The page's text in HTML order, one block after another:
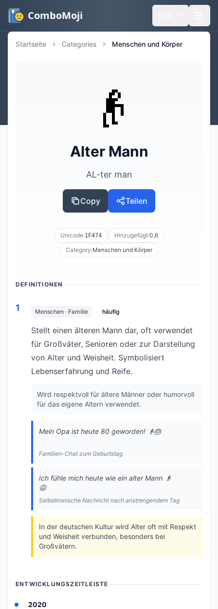
ComboMoji
Startseite Categories Menschen und Körper
👴
Alter Mann
AL-ter man
Copy Teilen
Unicode:1F474 Hinzugefügt:0,6
Category:Menschen und Körper
DEFINITIONEN
1 Menschen · Familie häufig
Stellt einen älteren Mann dar, oft verwendet
für Großväter, Senioren oder zur Darstellung
von Alter und Weisheit. Symbolisiert
Lebenserfahrung und Reife.
Wird respektvoll für ältere Männer oder humorvoll
für das eigene Altern verwendet.
Mein Opa ist heute 80 geworden! 👴🎂
Familien-Chat zum Geburtstag
Ich fühle mich heute wie ein alter Mann 👴
😅
Selbstironische Nachricht nach anstrengendem Tag
In der deutschen Kultur wird Alter oft mit Respekt
und Weisheit verbunden, besonders bei
Großvätern.
ENTWICKLUNGSZEITLEISTE
2020